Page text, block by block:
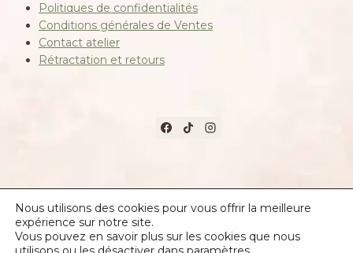
Politiques de confidentialités
Conditions générales de Ventes
Contact atelier
Rétractation et retours
© 2026 Les créations de la salamandre
https://les-creations-de-la-salamandre.fr
Nous utilisons des cookies pour vous offrir la meilleure
expérience sur notre site.
Vous pouvez en savoir plus sur les cookies que nous